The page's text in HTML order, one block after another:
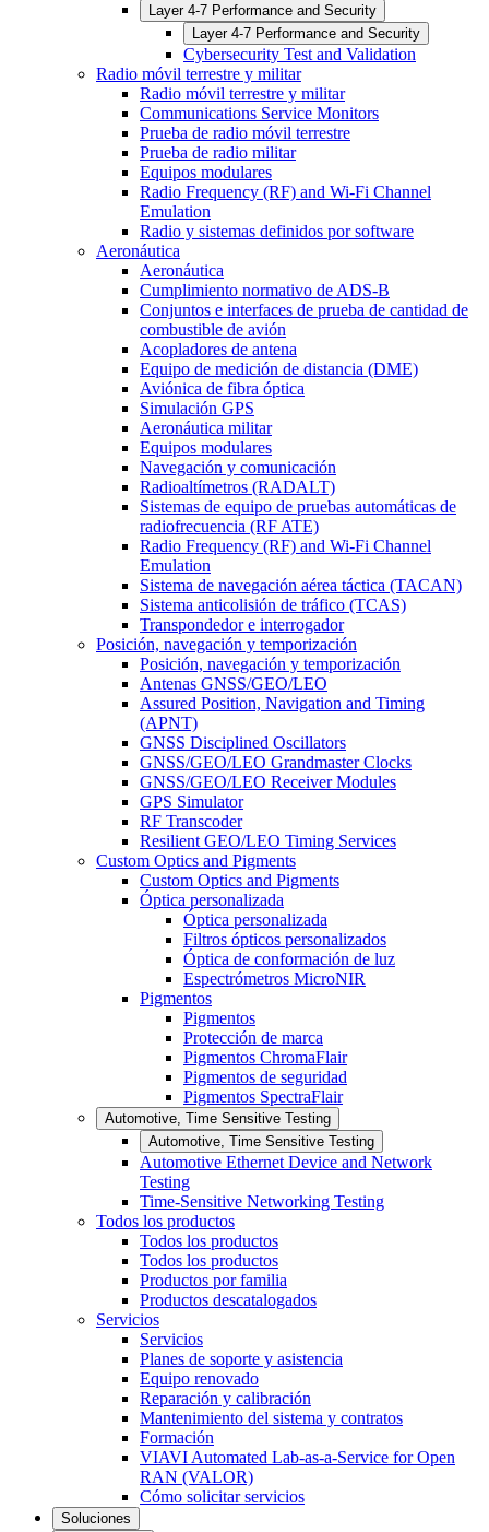
Layer 4-7 Performance and Security
Layer 4-7 Performance and Security
Cybersecurity Test and Validation
Radio móvil terrestre y militar
Radio móvil terrestre y militar
Communications Service Monitors
Prueba de radio móvil terrestre
Prueba de radio militar
Equipos modulares
Radio Frequency (RF) and Wi-Fi Channel
Emulation
Radio y sistemas definidos por software
Aeronáutica
Aeronáutica
Cumplimiento normativo de ADS-B
Conjuntos e interfaces de prueba de cantidad de
combustible de avión
Acopladores de antena
Equipo de medición de distancia (DME)
Aviónica de fibra óptica
Simulación GPS
Aeronáutica militar
Equipos modulares
Navegación y comunicación
Radioaltímetros (RADALT)
Sistemas de equipo de pruebas automáticas de
radiofrecuencia (RF ATE)
Radio Frequency (RF) and Wi-Fi Channel
Emulation
Sistema de navegación aérea táctica (TACAN)
Sistema anticolisión de tráfico (TCAS)
Transpondedor e interrogador
Posición, navegación y temporización
Posición, navegación y temporización
Antenas GNSS/GEO/LEO
Assured Position, Navigation and Timing
(APNT)
GNSS Disciplined Oscillators
GNSS/GEO/LEO Grandmaster Clocks
GNSS/GEO/LEO Receiver Modules
GPS Simulator
RF Transcoder
Resilient GEO/LEO Timing Services
Custom Optics and Pigments
Custom Optics and Pigments
Óptica personalizada
Óptica personalizada
Filtros ópticos personalizados
Óptica de conformación de luz
Espectrómetros MicroNIR
Pigmentos
Pigmentos
Protección de marca
Pigmentos ChromaFlair
Pigmentos de seguridad
Pigmentos SpectraFlair
Automotive, Time Sensitive Testing
Automotive, Time Sensitive Testing
Automotive Ethernet Device and Network
Testing
Time-Sensitive Networking Testing
Todos los productos
Todos los productos
Todos los productos
Productos por familia
Productos descatalogados
Servicios
Servicios
Planes de soporte y asistencia
Equipo renovado
Reparación y calibración
Mantenimiento del sistema y contratos
Formación
VIAVI Automated Lab-as-a-Service for Open
RAN (VALOR)
Cómo solicitar servicios
Soluciones